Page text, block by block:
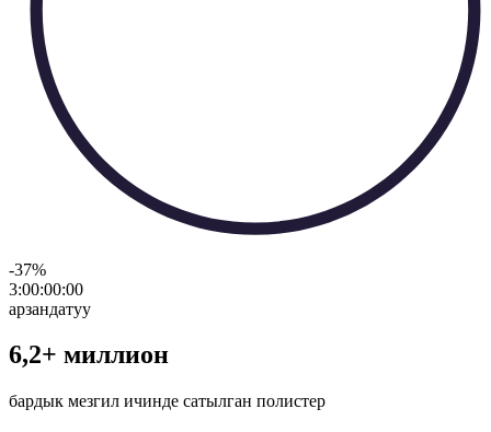
-37%
3:00:00:00
арзандатуу
6,2+ миллион
бардык мезгил ичинде сатылган полистер